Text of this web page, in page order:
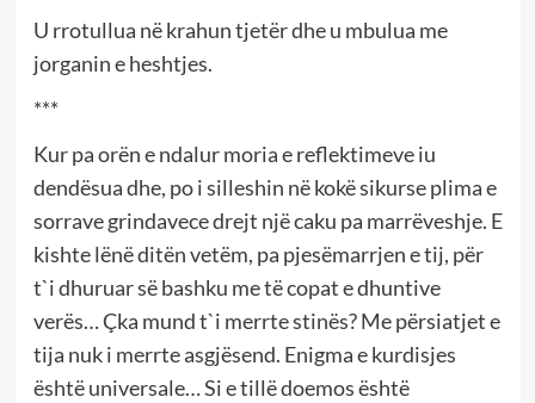
U rrotullua në krahun tjetër dhe u mbulua me
jorganin e heshtjes.
***
Kur pa orën e ndalur moria e reflektimeve iu
dendësua dhe, po i silleshin në kokë sikurse plima e
sorrave grindavece drejt një caku pa marrëveshje. E
kishte lënë ditën vetëm, pa pjesëmarrjen e tij, për
t`i dhuruar së bashku me të copat e dhuntive
verës… Çka mund t`i merrte stinës? Me përsiatjet e
tija nuk i merrte asgjësend. Enigma e kurdisjes
është universale… Si e tillë doemos është